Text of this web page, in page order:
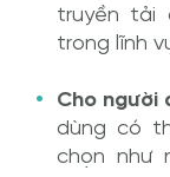
truyền tải
trong lĩnh
Cho người
dùng có
chọn như